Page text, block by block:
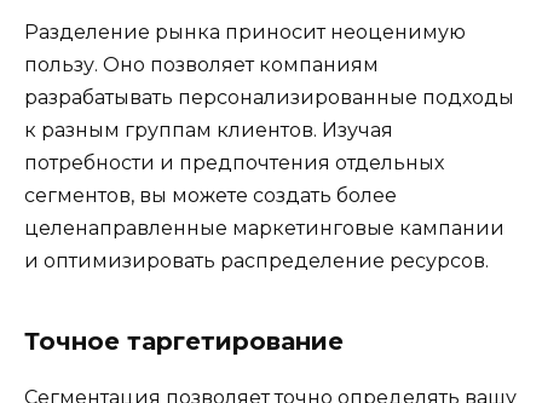
Разделение рынка приносит неоценимую
пользу. Оно позволяет компаниям
разрабатывать персонализированные подходы
к разным группам клиентов. Изучая
потребности и предпочтения отдельных
сегментов, вы можете создать более
целенаправленные маркетинговые кампании
и оптимизировать распределение ресурсов.
Точное таргетирование
Сегментация позволяет точно определять вашу